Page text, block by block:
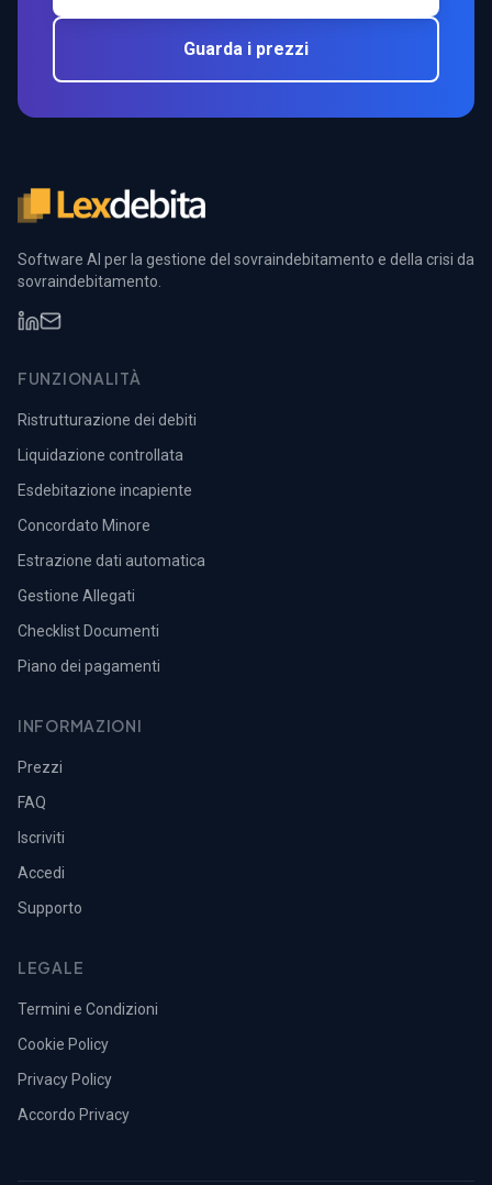
Guarda i prezzi
Software AI per la gestione del sovraindebitamento e della crisi da
sovraindebitamento.
FUNZIONALITÀ
Ristrutturazione dei debiti
Liquidazione controllata
Esdebitazione incapiente
Concordato Minore
Estrazione dati automatica
Gestione Allegati
Checklist Documenti
Piano dei pagamenti
INFORMAZIONI
Prezzi
FAQ
Iscriviti
Accedi
Supporto
LEGALE
Termini e Condizioni
Cookie Policy
Privacy Policy
Accordo Privacy